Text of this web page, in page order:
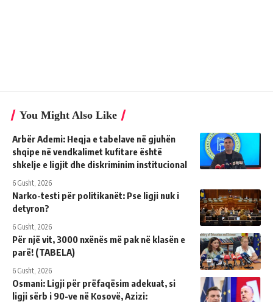
You Might Also Like
Arbër Ademi: Heqja e tabelave në gjuhën
shqipe në vendkalimet kufitare është
shkelje e ligjit dhe diskriminim institucional
6 Gusht, 2026
Narko-testi për politikanët: Pse ligji nuk i
detyron?
6 Gusht, 2026
Për një vit, 3000 nxënës më pak në klasën e
parë! (TABELA)
6 Gusht, 2026
Osmani: Ligji për prëfaqësim adekuat, si
ligji sërb i 90-ve në Kosovë, Azizi: